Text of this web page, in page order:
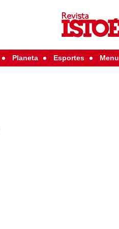
Planeta Esportes Menu